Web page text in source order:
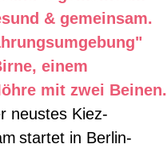
neustes Kiez-
startet in Berlin-